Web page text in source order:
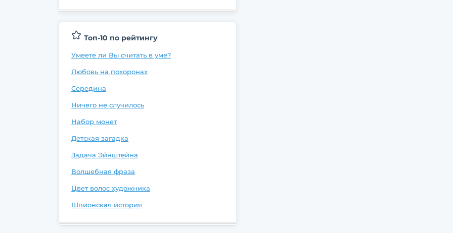
Топ-10 по рейтингу
Умеете ли Вы считать в уме?
Любовь на похоронах
Середина
Ничего не случилось
Набор монет
Детская загадка
Задача Эйнштейна
Волшебная фраза
Цвет волос художника
Шпионская история